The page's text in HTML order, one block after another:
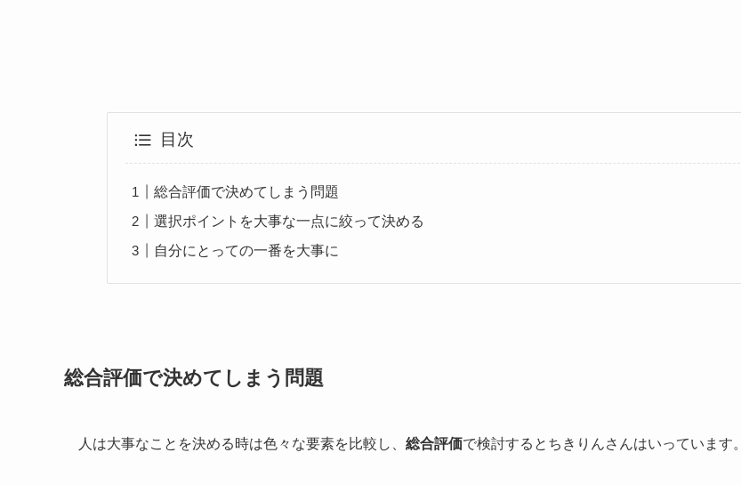
目次
総合評価で決めてしまう問題
選択ポイントを大事な一点に絞って決める
自分にとっての一番を大事に
総合評価で決めてしまう問題
人は大事なことを決める時は色々な要素を比較し、 総合評価で検討するとちきりんさんはいっています。